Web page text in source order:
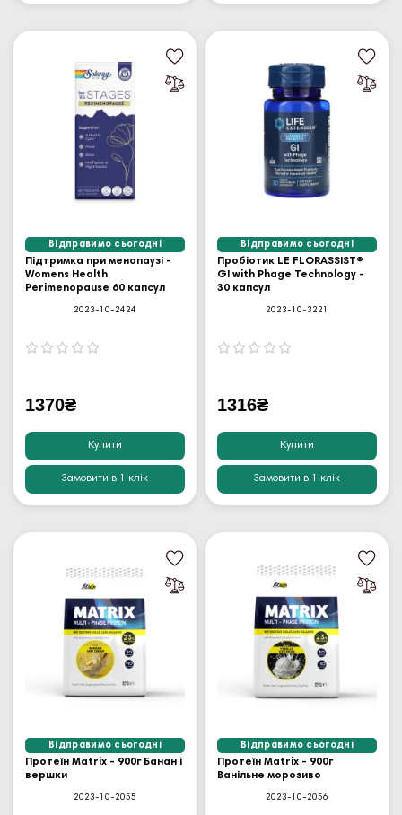
Відправимо сьогодні
Підтримка при менопаузі -
Womens Health
Perimenopause 60 капсул
2023-10-2424
1370₴
Купити
Замовити в 1 клік
Відправимо сьогодні
Пробіотик LE FLORASSIST®
GI with Phage Technology -
30 капсул
2023-10-3221
1316₴
Купити
Замовити в 1 клік
Відправимо сьогодні
Протеїн Matrix - 900г Банан і
вершки
2023-10-2055
Відправимо сьогодні
Протеїн Matrix - 900г
Ванільне морозиво
2023-10-2056